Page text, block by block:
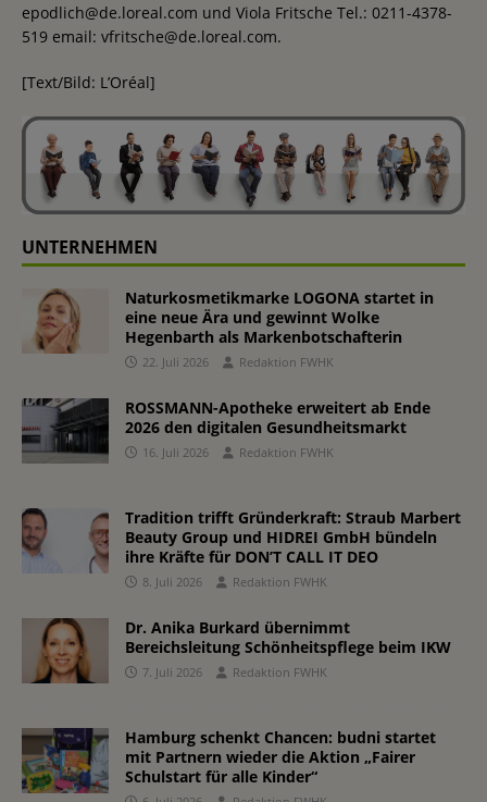
epodlich@de.loreal.com und Viola Fritsche Tel.: 0211-4378-
519 email: vfritsche@de.loreal.com.
[Text/Bild: L’Oréal]
UNTERNEHMEN
Naturkosmetikmarke LOGONA startet in
eine neue Ära und gewinnt Wolke
Hegenbarth als Markenbotschafterin
22. Juli 2026 Redaktion FWHK
ROSSMANN-Apotheke erweitert ab Ende
2026 den digitalen Gesundheitsmarkt
16. Juli 2026 Redaktion FWHK
Tradition trifft Gründerkraft: Straub Marbert
Beauty Group und HIDREI GmbH bündeln
ihre Kräfte für DON’T CALL IT DEO
8. Juli 2026 Redaktion FWHK
Dr. Anika Burkard übernimmt
Bereichsleitung Schönheitspflege beim IKW
7. Juli 2026 Redaktion FWHK
Hamburg schenkt Chancen: budni startet
mit Partnern wieder die Aktion „Fairer
Schulstart für alle Kinder“